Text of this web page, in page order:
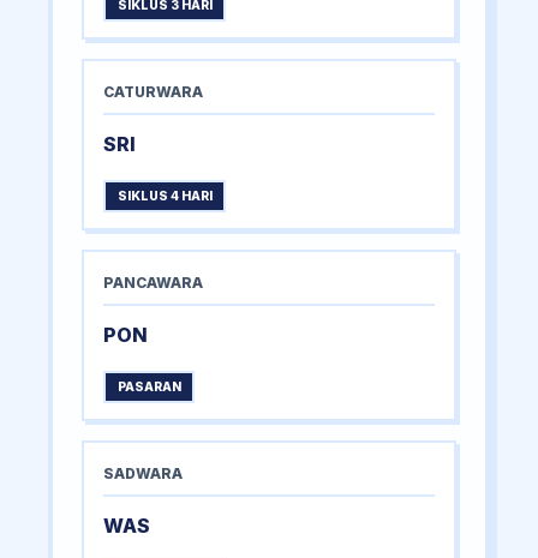
SIKLUS 3 HARI
CATURWARA
SRI
SIKLUS 4 HARI
PANCAWARA
PON
PASARAN
SADWARA
WAS